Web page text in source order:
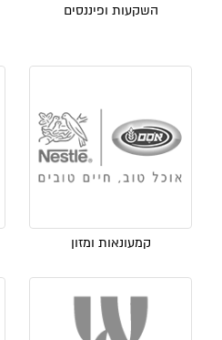
השקעות ופיננסים
קמעונאות ומזון